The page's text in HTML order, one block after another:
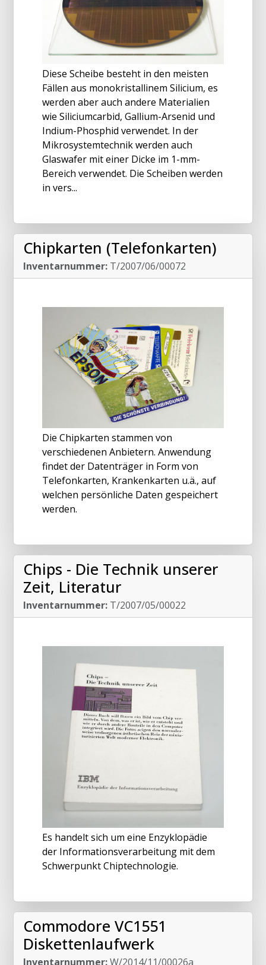
Diese Scheibe besteht in den meisten
Fällen aus monokristallinem Silicium, es
werden aber auch andere Materialien
wie Siliciumcarbid, Gallium-Arsenid und
Indium-Phosphid verwendet. In der
Mikrosystemtechnik werden auch
Glaswafer mit einer Dicke im 1-mm-
Bereich verwendet. Die Scheiben werden
in vers...
Chipkarten (Telefonkarten)
Inventarnummer: T/2007/06/00072
Die Chipkarten stammen von
verschiedenen Anbietern. Anwendung
findet der Datenträger in Form von
Telefonkarten, Krankenkarten u.ä., auf
welchen persönliche Daten gespeichert
werden.
Chips - Die Technik unserer
Zeit, Literatur
Inventarnummer: T/2007/05/00022
Es handelt sich um eine Enzyklopädie
der Informationsverarbeitung mit dem
Schwerpunkt Chiptechnologie.
Commodore VC1551
Diskettenlaufwerk
Inventarnummer:W/2014/11/00026a